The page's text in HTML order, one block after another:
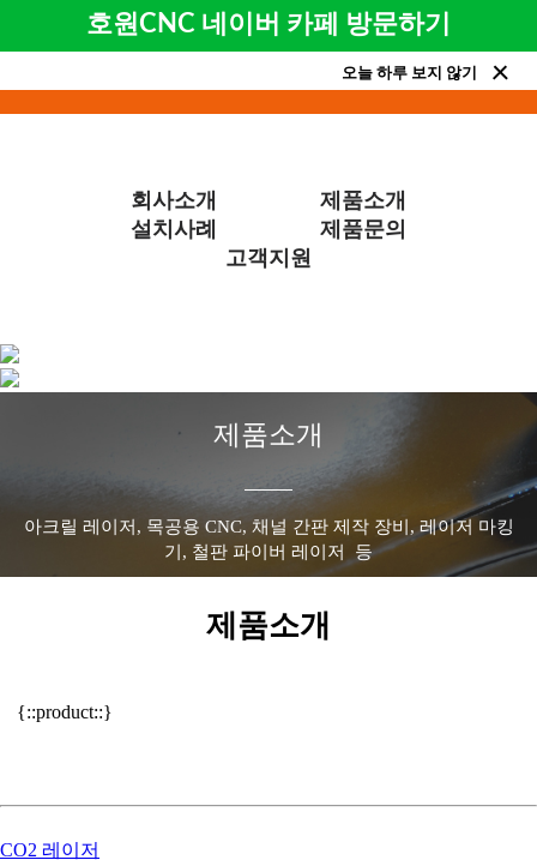
호원CNC 네이버 카페 방문하기
오늘 하루 보지 않기
회사소개
제품소개
설치사례
제품문의
고객지원
제품소개
아크릴 레이저, 목공용 CNC, 채널 간판 제작 장비, 레이저 마킹
기, 철판 파이버 레이저 등
제품소개
{::product::}
CO2 레이저